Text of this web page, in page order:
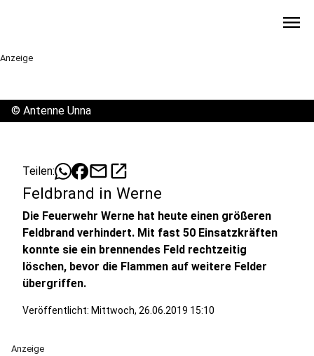
menu
Anzeige
© Antenne Unna
Teilen: mailopen_in_new
Feldbrand in Werne
Die Feuerwehr Werne hat heute einen größeren
Feldbrand verhindert. Mit fast 50 Einsatzkräften
konnte sie ein brennendes Feld rechtzeitig
löschen, bevor die Flammen auf weitere Felder
übergriffen.
Veröffentlicht: Mittwoch, 26.06.2019 15:10
Anzeige